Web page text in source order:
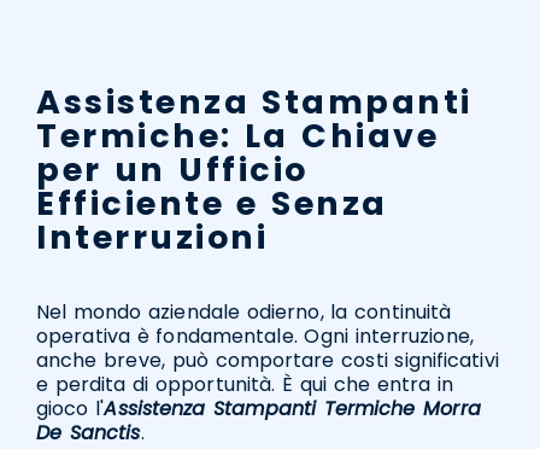
Assistenza Stampanti
Termiche: La Chiave
per un Ufficio
Efficiente e Senza
Interruzioni
Nel mondo aziendale odierno, la continuità
operativa è fondamentale. Ogni interruzione,
anche breve, può comportare costi significativi
e perdita di opportunità. È qui che entra in
gioco l'Assistenza Stampanti Termiche Morra
De Sanctis.